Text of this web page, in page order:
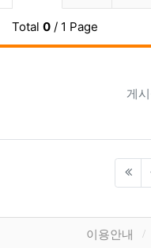
Total 0 / 1 Page
게
하단 메뉴이용안내